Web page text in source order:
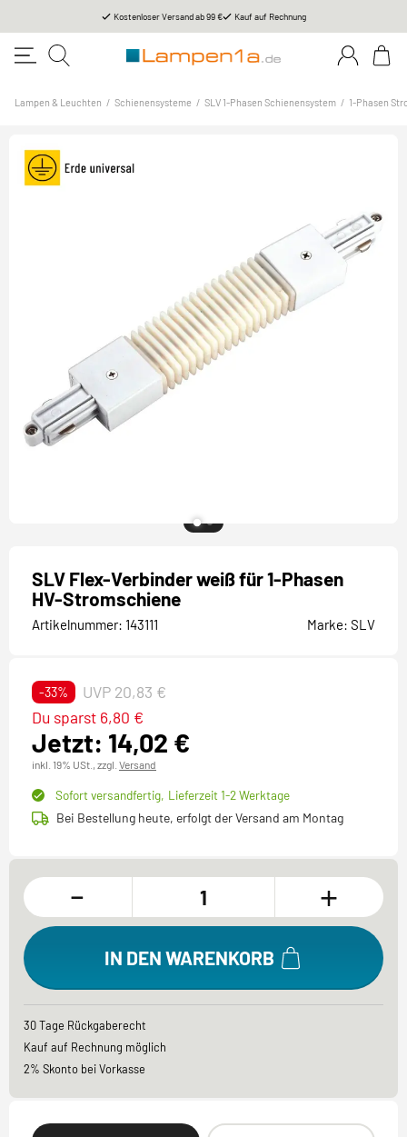
Kostenloser Versand ab 99 € Kauf auf Rechnung
Lampen & Leuchten / Schienensysteme / SLV 1-Phasen Schienensystem / 1-Phasen
SLV Flex-Verbinder weiß für 1-Phasen
HV-Stromschiene
Artikelnummer: 143111 Marke: SLV
-33% UVP 20,83 €
Jetzt: 14,02 €
Du sparst 6,80 €
inkl. 19% USt., zzgl. Versand
Sofort versandfertig, Lieferzeit 1-2 Werktage
Bei Bestellung heute, erfolgt der Versand am Montag
- +
IN DEN WARENKORB
30 Tage Rückgaberecht
Kauf auf Rechnung möglich
2% Skonto bei Vorkasse